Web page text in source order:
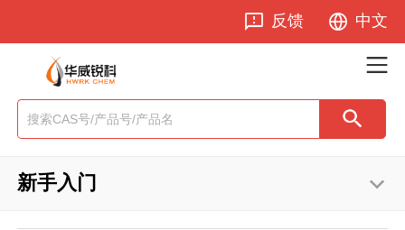
反馈 中文
新手入门